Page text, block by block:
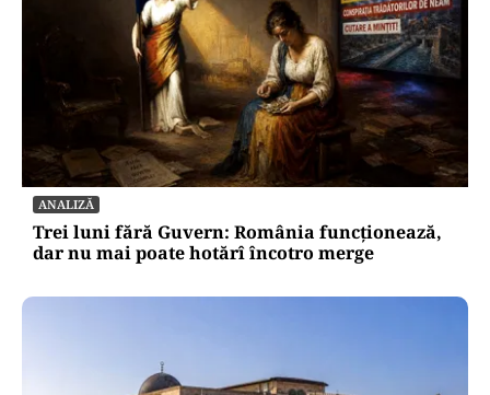
ANALIZĂ
Trei luni fără Guvern: România funcționează,
dar nu mai poate hotărî încotro merge